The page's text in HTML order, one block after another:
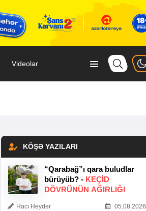
Videolar
KÖŞƏ YAZILARI
“Qarabağ”ı qara buludlar
bürüyüb? - KEÇID
DÖVRÜNÜN AĞIRLIĞI
Hacı Heydər 05.08.2026